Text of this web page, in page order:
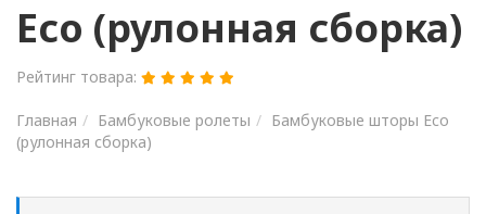
Eco (рулонная сборка)
Рейтинг товара:
Главная Бамбуковые ролеты
Бамбуковые шторы Eco
(рулонная сборка)